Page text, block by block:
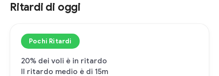
Ritardi di oggi
Pochi Ritardi
20% dei voli è in ritardo
Il ritardo medio è di 15m